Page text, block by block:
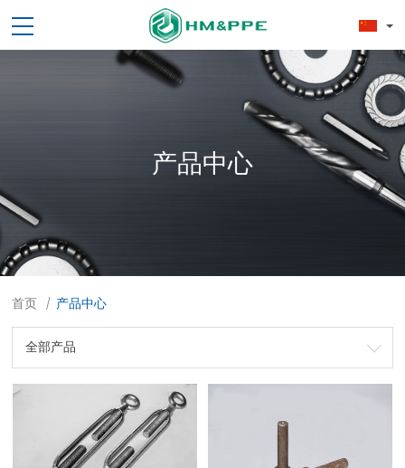
产品中心
首页 / 产品中心
全部产品
劳保用品
焊接配件、焊接易耗品
钢材
焊接材料
测量计量工具
切割器械及器材
紧固件
吊索具